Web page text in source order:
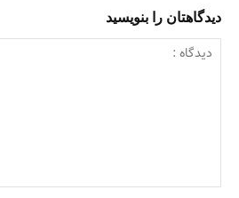
دیدگاهتان را بنویسید